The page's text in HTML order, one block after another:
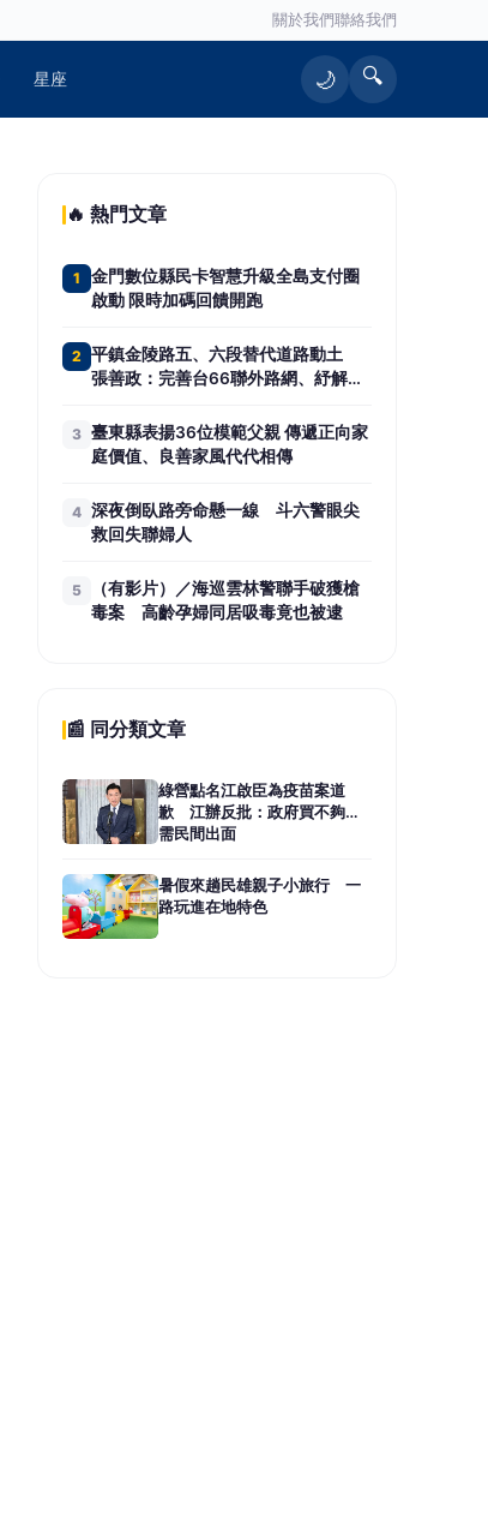
關於我們聯絡我們
星座 🌙 🔍
🔥 熱門文章
1
金門數位縣民卡智慧升級全島支付圈
啟動 限時加碼回饋開跑
2 平鎮金陵路五、六段替代道路動土
張善政：完善台66聯外路網、紓解地
3 臺東縣表揚36位模範父親 傳遞正向家
庭價值、良善家風代代相傳
4 深夜倒臥路旁命懸一線 斗六警眼尖
救回失聯婦人
5
（有影片）／海巡雲林警聯手破獲槍
毒案 高齡孕婦同居吸毒竟也被逮
📰 同分類文章
綠營點名江啟臣為疫苗案道
歉 江辦反批：政府買不夠才
需民間出面
暑假來趟民雄親子小旅行 一
路玩進在地特色